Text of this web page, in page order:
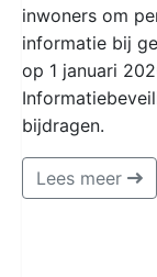
inwoners om
informatie bij
op 1 januari
bijdragen.
Lees meer